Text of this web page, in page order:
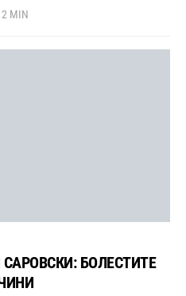
2 MIN
БОЛЕСТИТЕ